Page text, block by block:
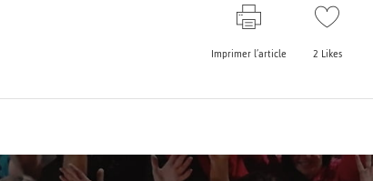
Imprimer l’article 2 Likes